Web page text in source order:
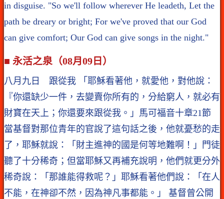
in disguise. "So we'll follow wherever He leadeth, Let the
path be dreary or bright; For we've proved that our God
can give comfort; Our God can give songs in the night."
■ 永活之泉（08月09日）
八月九日 跟從我 「耶穌看著他，就愛他，對他說：
『你還缺少一件，去變賣你所有的，分給窮人，就必有
財寶在天上；你還要來跟從我。」馬可福音十章21節
當基督對那位青年的官說了這句話之後，他就憂愁的走
了，耶穌就說：「財主進神的國是何等地難啊！」門徒
聽了十分稀奇；但當耶穌又再補充說明，他們就更分外
稀奇說：「那誰能得救呢？」耶穌看著他們說：「在人
不能，在神卻不然，因為神凡事都能。」 基督曾公開